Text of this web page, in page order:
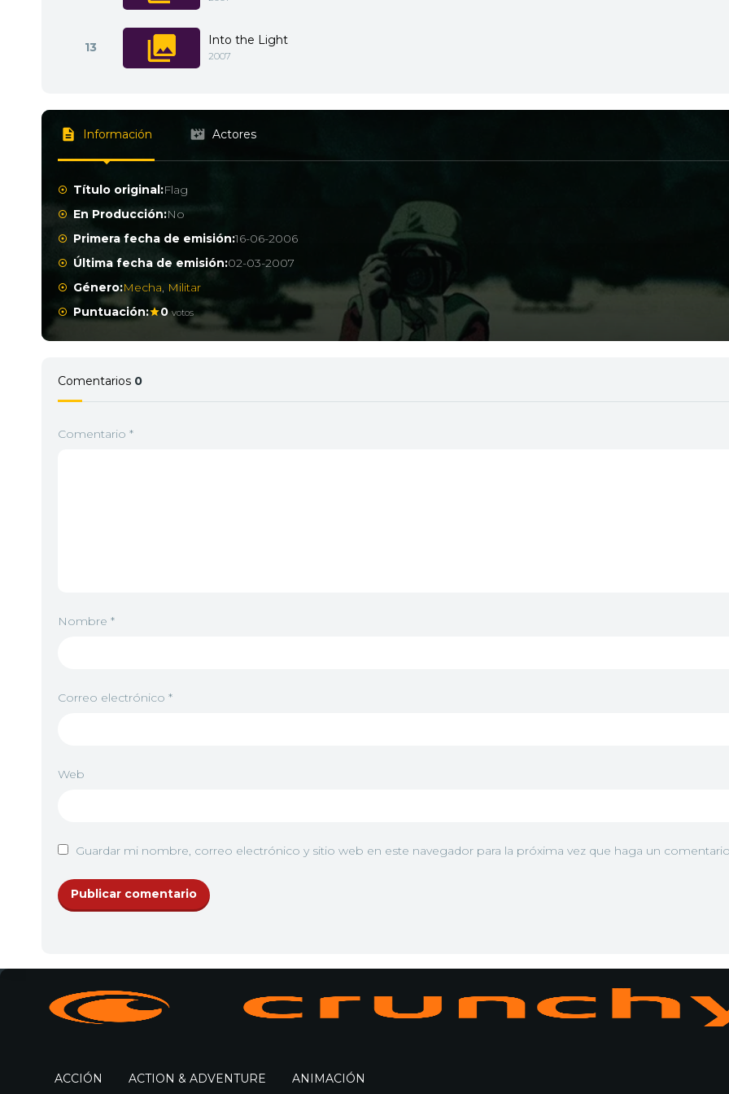
13 Into the Light
2007
Información Actores
Título original:Flag
En Producción:No
Primera fecha de emisión:16-06-2006
Última fecha de emisión:02-03-2007
Género:Mecha, Militar
Puntuación:
0 votos
Comentarios 0
Comentario *
Nombre *
Correo electrónico *
Web
Guardar mi nombre, correo electrónico y sitio web en este navegador para la próxima vez que haga un
ACCIÓN ACTION & ADVENTURE ANIMACIÓN